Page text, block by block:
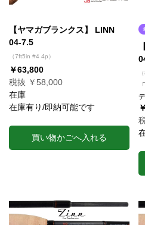
【ヤマガブランクス】 LINN
04-7.5
（7ft5in #4 4p）
￥63,800
税抜 ￥58,000
在庫
在庫有り/即納可能です
買い物かごへ入れる